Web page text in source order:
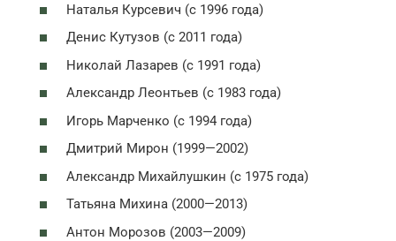
Наталья Курсевич (с 1996 года)
Денис Кутузов (с 2011 года)
Николай Лазарев (с 1991 года)
Александр Леонтьев (с 1983 года)
Игорь Марченко (с 1994 года)
Дмитрий Мирон (1999—2002)
Александр Михайлушкин (с 1975 года)
Татьяна Михина (2000—2013)
Антон Морозов (2003—2009)